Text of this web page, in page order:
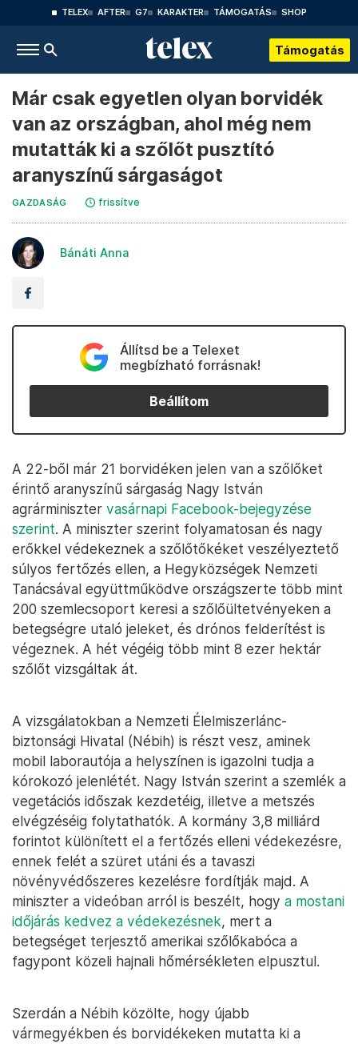
TELEX AFTER G7 KARAKTER TÁMOGATÁS SHOP
Támogatás
Már csak egyetlen olyan borvidék
van az országban, ahol még nem
mutatták ki a szőlőt pusztító
aranyszínű sárgaságot
GAZDASÁG frissítve
Bánáti Anna
Állítsd be a Telexet
megbízható forrásnak!
Beállítom
A 22-ből már 21 borvidéken jelen van a szőlőket
érintő aranyszínű sárgaság Nagy István
agrárminiszter vasárnapi Facebook-bejegyzése
szerint. A miniszter szerint folyamatosan és nagy
erőkkel védekeznek a szőlőtőkéket veszélyeztető
súlyos fertőzés ellen, a Hegyközségek Nemzeti
Tanácsával együttműködve országszerte több mint
200 szemlecsoport keresi a szőlőültetvényeken a
betegségre utaló jeleket, és drónos felderítést is
végeznek. A hét végéig több mint 8 ezer hektár
szőlőt vizsgáltak át.
A vizsgálatokban a Nemzeti Élelmiszerlánc-
biztonsági Hivatal (Nébih) is részt vesz, aminek
mobil laborautója a helyszínen is igazolni tudja a
kórokozó jelenlétét. Nagy István szerint a szemlék a
vegetációs időszak kezdetéig, illetve a metszés
elvégzéséig folytathatók. A kormány 3,8 milliárd
forintot különített el a fertőzés elleni védekezésre,
ennek felét a szüret utáni és a tavaszi
növényvédőszeres kezelésre fordítják majd. A
miniszter a videóban arról is beszélt, hogy a mostani
időjárás kedvez a védekezésnek, mert a
betegséget terjesztő amerikai szőlőkabóca a
fagypont közeli hajnali hőmérsékleten elpusztul.
Szerdán a Nébih közölte, hogy újabb
vármegyékben és borvidékeken mutatta ki a